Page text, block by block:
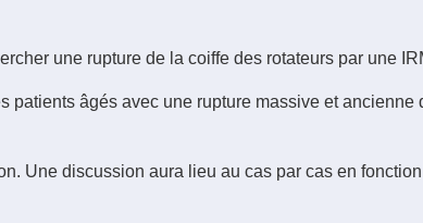
une rupture de la coiffe des rotateurs par une
patients âgés avec une rupture massive et
Une discussion aura lieu au cas par cas en